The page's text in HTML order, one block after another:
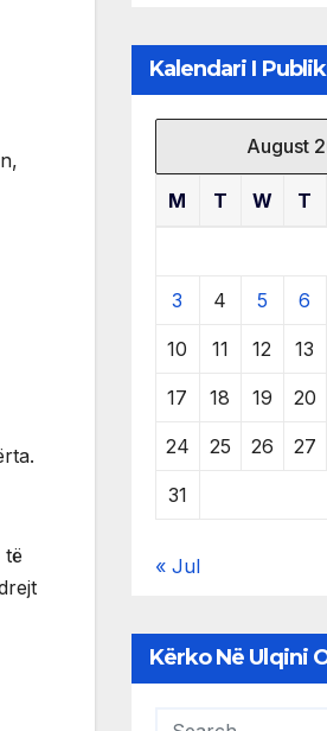
të
Kalendari I
August
M T W T
3 4 5 6
10 11 12 13
17 18 19 20
24 25 26 27
31
« Jul
Kërko Në Ulqini